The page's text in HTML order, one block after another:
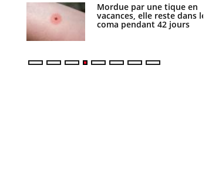
Mordue par une tique en
vacances, elle reste dans le
coma pendant 42 jours
Allergies alimentaires : une
nouvelle arme contre les
réactions sévères